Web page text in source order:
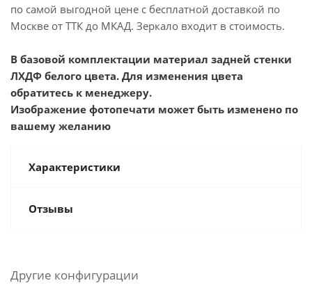
по самой выгодной цене с бесплатной доставкой по
Москве от ТТК до МКАД. Зеркало входит в стоимость.
В базовой комплектации материал задней стенки
ЛХДФ белого цвета. Для изменения цвета
обратитесь к менеджеру.
Изображение фотопечати может быть изменено по
вашему желанию
Характеристики
Отзывы
Другие конфигурации